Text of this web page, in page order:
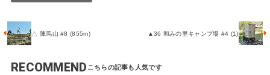
△ 陣馬山 #8 (855m) ▲36 和みの里キャンプ場 #4 (1)
RECOMMEND